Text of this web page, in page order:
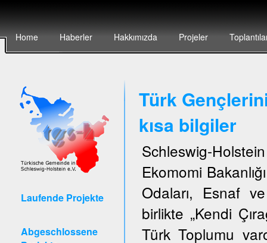
Home Haberler Hakkımızda Projeler
Laufende Projekte
Abgeschlossene
Türk
kısa bilgiler
Schleswig-
Ekomomi
Odaları, Esnaf
birlikte „Kendi
Türk Toplumu